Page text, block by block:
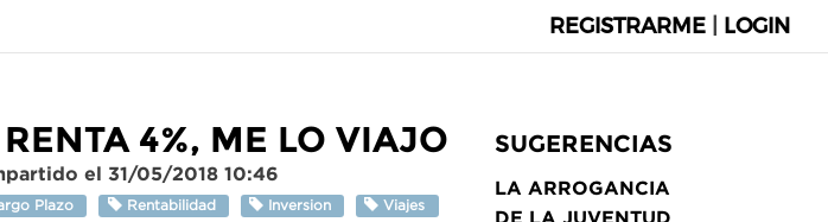
REGISTRARME LOGIN
4%, ME LO VIAJO
el 31/05/2018 10:46
Plazo Rentabilidad Inversion Viajes
SUGERENCIAS
LA ARROGANCIA
DE LA JUVENTUD